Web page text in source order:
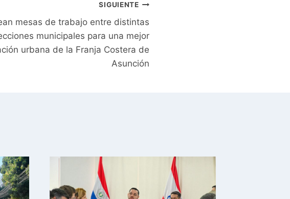
SIGUIENTE
mesas de trabajo entre distintas
municipales para una mejor
urbana de la Franja Costera de
Asunción